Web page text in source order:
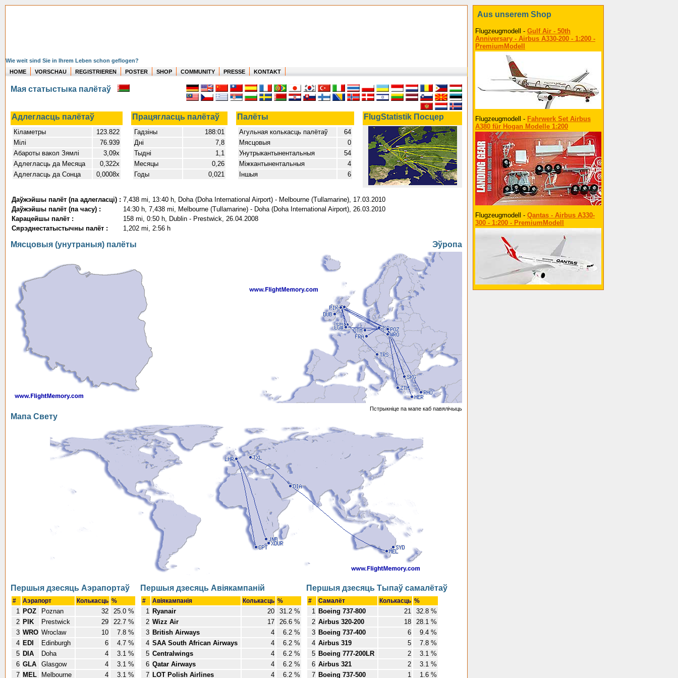
Wie weit sind Sie in Ihrem Leben schon geflogen?
HOME
VORSCHAU REGISTRIEREN POSTER SHOP COMMUNITY PRESSE KONTAKT
Мая статыстыка палётаў
Адлегласць палётаў Працягласць палётаў Палёты FlugStatistik Посцер
Кіламетры
123.822
Мілі
76.939
Абароты вакол Зямлі
3,09x
Адлегласць да Месяца
0,322x
Адлегласць да Сонца
0,0008x
Гадзіны
188:01
Дні
7,8
Тыдні
1,1
Месяцы
0,26
Годы
0,021
Агульная колькасць палётаў
64
Мясцовыя
0
Унутрыкантынентальныя
54
Міжкантынентальныя
4
Іншыя
6
Даўжэйшы палёт (па адлегласці) : 7,438 mi, 13:40 h, Doha (Doha International Airport) - Melbourne (Tullamarine), 17.03.2010
Даўжэйшы палёт (па часу) :
14:30 h, 7,438 mi, Melbourne (Tullamarine) - Doha (Doha International Airport), 26.03.2010
Карацейшы палёт :
158 mi, 0:50 h, Dublin - Prestwick, 26.04.2008
Сярэднестатыстычны палёт :
1,202 mi, 2:56 h
Мясцовыя (унутраныя) палёты Эўропа
Пстрыкніце па мапе каб павялічыць
Мапа Свету
Першыя дзесяць Аэрапортаў
# Аэрапорт Колькасць %
1 POZ Poznan 32
25.0 %
2 PIK Prestwick 29
22.7 %
3 WRO Wroclaw 10
7.8 %
4 EDI Edinburgh 6
4.7 %
5 DIA Doha 4
3.1 %
6 GLA Glasgow 4
3.1 %
7 MEL Melbourne 4 3.1 %
Першыя дзесяць Авіякампаній
# Авіякампанія Колькасць %
1 Ryanair 20
31.2 %
2 Wizz Air 17
26.6 %
3 British Airways 4
6.2 %
4 SAA South African Airways 4
6.2 %
5 Centralwings 4
6.2 %
6 Qatar Airways 4
6.2 %
7 LOT Polish Airlines 4 6.2 %
Першыя дзесяць Тыпаў самалётаў
# Самалёт Колькасць %
1 Boeing 737-800 21
32.8 %
2 Airbus 320-200 18
28.1 %
3 Boeing 737-400 6
9.4 %
4 Airbus 319 5
7.8 %
5 Boeing 777-200LR 2
3.1 %
6 Airbus 321 2
3.1 %
7 Boeing 737-500 1 1.6 %
Aus unserem Shop
Flugzeugmodell - Gulf Air - 50th
Anniversary - Airbus A330-200 - 1:200 -
PremiumModell
Flugzeugmodell - Fahrwerk Set Airbus
A380 für Hogan Modelle 1:200
Flugzeugmodell - Qantas - Airbus A330-
300 - 1:200 - PremiumModell